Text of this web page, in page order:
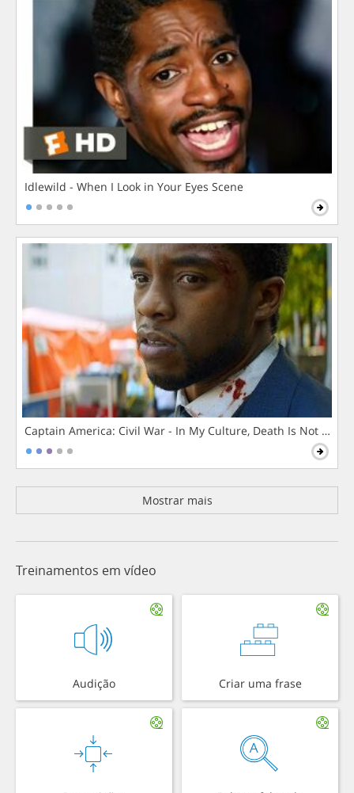
Idlewild - When I Look in Your Eyes Scene
Captain America: Civil War - In My Culture, Death Is Not The
Mostrar mais
Treinamentos em vídeo
Audição Criar uma frase